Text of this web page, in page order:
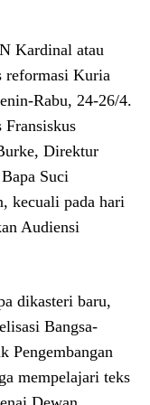
Kardinal atau
reformasi Kuria
Rabu, 24-26/4.
Fransiskus
Direktur
Suci
kecuali pada hari
Audiensi
dikasteri baru,
Bangsa-
Pengembangan
mempelajari teks